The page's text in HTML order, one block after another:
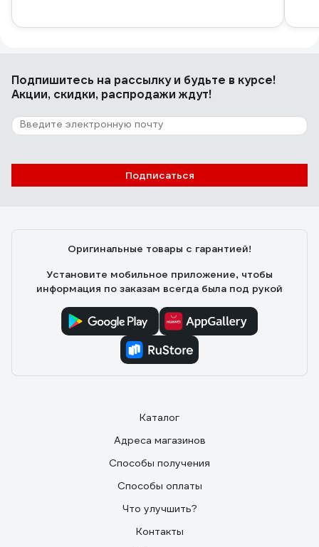
Подпишитесь на рассылкуи будьте в курсе!
Акции, скидки, распродажи ждут!
Подписаться
Оригинальные товары с гарантией!
Установите мобильное приложение, чтобы
информация по заказам всегда была под рукой
Каталог
Адреса магазинов
Способы получения
Способы оплаты
Что улучшить?
Контакты